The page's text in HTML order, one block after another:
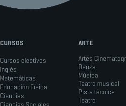
CURSOS
Cursos electivos
Inglés
Matemáticas
Educación Física
Ciencias
ARTE
Artes
Danza
Música
Teatro musical
Pista técnica
Teatro